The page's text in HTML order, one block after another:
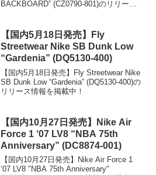
BACKBOARD” (CZ0790-801)のリリース
【国内5月18日発売】Fly
Streetwear Nike SB Dunk Low
“Gardenia” (DQ5130-400)
【国内5月18日発売】Fly Streetwear Nike
SB Dunk Low “Gardenia” (DQ5130-400)の
リリース情報を掲載中！
【国内10月27日発売】Nike Air
Force 1 ‘07 LV8 “NBA 75th
Anniversary” (DC8874-001)
【国内10月27日発売】Nike Air Force 1
‘07 LV8 "NBA 75th Anniversary"